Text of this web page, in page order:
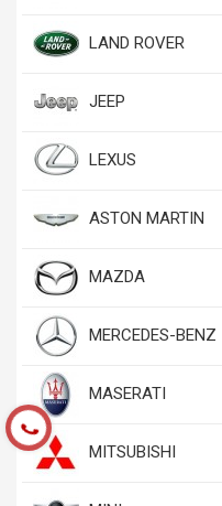
LAND ROVER
JEEP
LEXUS
ASTON MARTIN
MAZDA
MERCEDES-BENZ
MASERATI
MITSUBISHI